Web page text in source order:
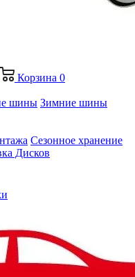
Корзина 0
шины Зимние шины
Сезонное хранение
Дисков